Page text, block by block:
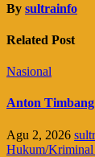
By sultrainfo
Related Post
Nasional
Anton
Agu 2, 2026
Hukum/Kriminal